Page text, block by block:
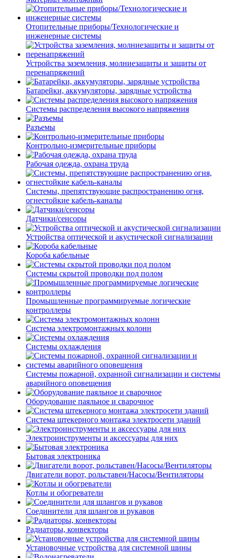
Отопительные приборы/Технологические и
инженерные системы
Устройства заземления, молниезащиты и защиты от
перенапряжений
Батарейки, аккумуляторы, зарядные устройства
Системы распределения высокого напряжения
Разъемы
Контрольно-измерительные приборы
Рабочая одежда, охрана труда
Системы, препятствующие распространению огня,
огнестойкие кабель-каналы
Датчики/сенсоры
Устройства оптической и акустической сигнализации
Короба кабельные
Системы скрытой проводки под полом
Промышленные программируемые логические
контроллеры
Система электромонтажных колонн
Системы охлаждения
Системы пожарной, охранной сигнализации и системы
аварийного оповещения
Оборудование паяльное и сварочное
Система штекерного монтажа электросети зданий
Электроинструменты и аксессуары для них
Бытовая электроника
Двигатели ворот, рольставен/Насосы/Вентиляторы
Котлы и обогреватели
Соединители для шлангов и рукавов
Радиаторы, конвекторы
Установочные устройства для системной шины